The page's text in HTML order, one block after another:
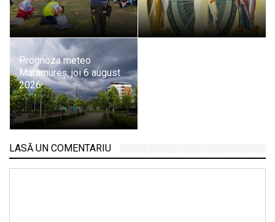
Prognoza meteo
Maramureș, joi 6 august
2026
LASĂ UN COMENTARIU